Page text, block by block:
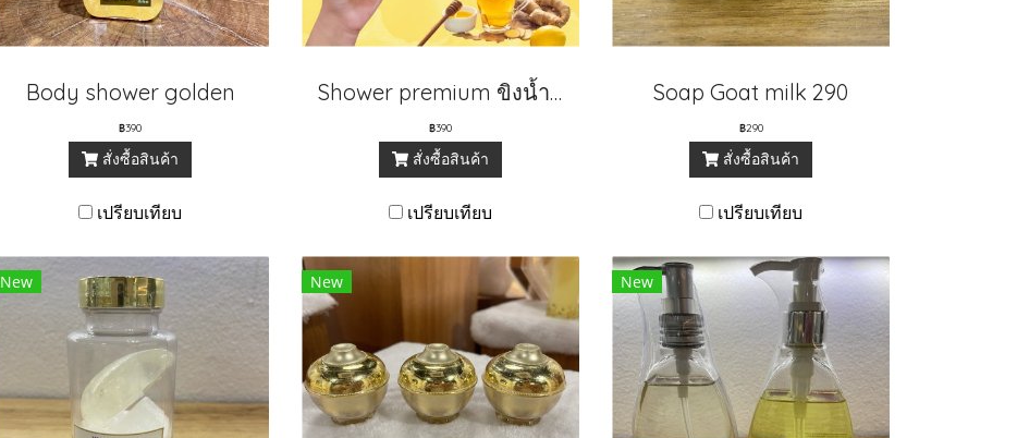
Body shower golden
฿390
สั่งซื้อสินค้า
เปรียบเทียบ
Shower premium ขิงน้ำผึ้ง
฿390
สั่งซื้อสินค้า
เปรียบเทียบ
Soap Goat milk 290
฿290
สั่งซื้อสินค้า
เปรียบเทียบ
New New New